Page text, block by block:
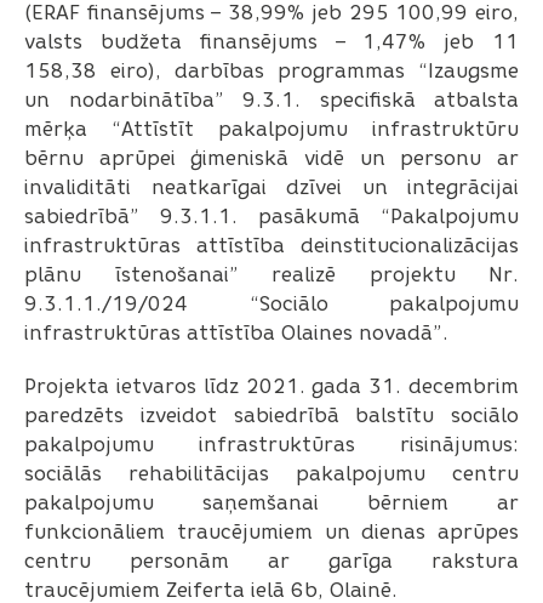
(ERAF finansējums – 38,99% jeb 295 100,99 eiro,
valsts budžeta finansējums – 1,47% jeb 11
158,38 eiro), darbības programmas “Izaugsme
un nodarbinātība” 9.3.1. specifiskā atbalsta
mērķa “Attīstīt pakalpojumu infrastruktūru
bērnu aprūpei ģimeniskā vidē un personu ar
invaliditāti neatkarīgai dzīvei un integrācijai
sabiedrībā” 9.3.1.1. pasākumā “Pakalpojumu
infrastruktūras attīstība deinstitucionalizācijas
plānu īstenošanai” realizē projektu Nr.
9.3.1.1./19/024 “Sociālo pakalpojumu
infrastruktūras attīstība Olaines novadā”.
Projekta ietvaros līdz 2021. gada 31. decembrim
paredzēts izveidot sabiedrībā balstītu sociālo
pakalpojumu infrastruktūras risinājumus:
sociālās rehabilitācijas pakalpojumu centru
pakalpojumu saņemšanai bērniem ar
funkcionāliem traucējumiem un dienas aprūpes
centru personām ar garīga rakstura
traucējumiem Zeiferta ielā 6b, Olainē.